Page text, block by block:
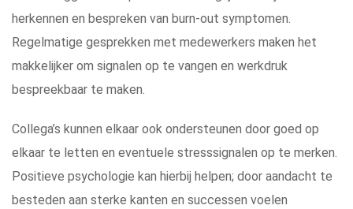
herkennen en bespreken van burn-out symptomen.
Regelmatige gesprekken met medewerkers maken het
makkelijker om signalen op te vangen en werkdruk
bespreekbaar te maken.
Collega’s kunnen elkaar ook ondersteunen door goed op
elkaar te letten en eventuele stresssignalen op te merken.
Positieve psychologie kan hierbij helpen; door aandacht te
besteden aan sterke kanten en successen voelen